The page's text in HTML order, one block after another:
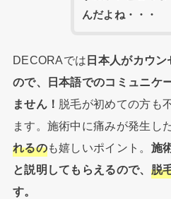
んだよね・・・
DECORAでは 日本人がカウ
ので、日本語でのコミュニケ
ません！ 脱毛が初めての方も
ます。施術中に痛みが発生し
れるのも嬉しいポイント。 施
と説明してもらえるので、 脱
す。